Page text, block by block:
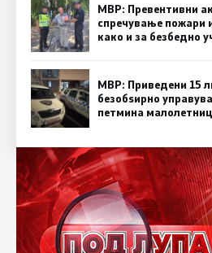
МВР: Превентивни
спречување пожари
како и за безбедно
МВР: Приведени 15
безобѕирно
петмина